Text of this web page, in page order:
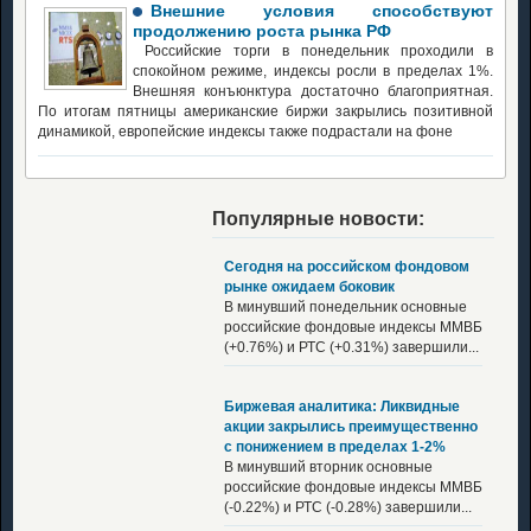
Внешние условия способствуют
продолжению роста рынка РФ
Российские торги в понедельник проходили в
спокойном режиме, индексы росли в пределах 1%.
Внешняя конъюнктура достаточно благоприятная.
По итогам пятницы американские биржи закрылись позитивной
динамикой, европейские индексы также подрастали на фоне
Популярные новости:
Сегодня на российском фондовом
рынке ожидаем боковик
В минувший понедельник основные
российские фондовые индексы ММВБ
(+0.76%) и РТС (+0.31%) завершили...
Биржевая аналитика: Ликвидные
акции закрылись преимущественно
с понижением в пределах 1-2%
В минувший вторник основные
российские фондовые индексы ММВБ
(-0.22%) и РТС (-0.28%) завершили...